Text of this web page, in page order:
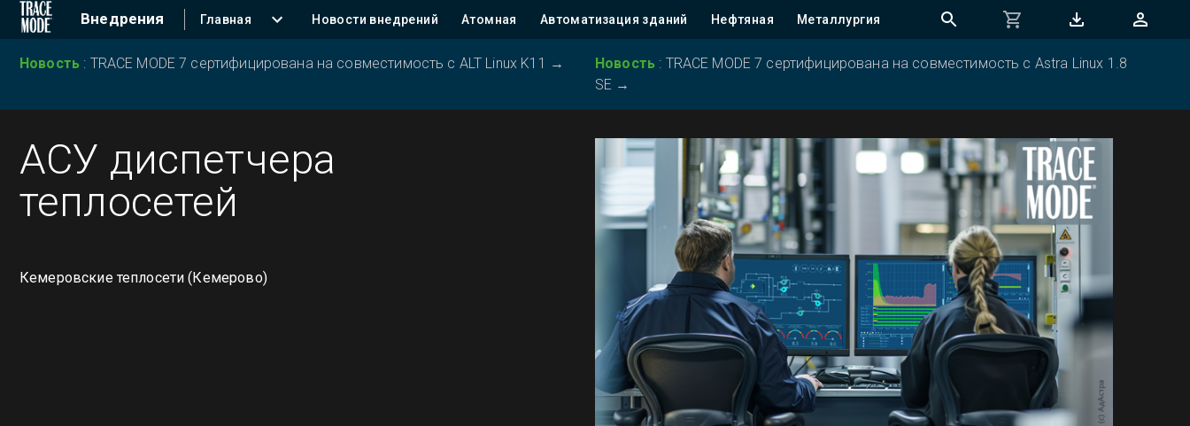
Внедрения Главная Новости внедрений Атомная Автоматизация зданий Нефтяная Металлургия
Новость : TRACE MODE 7 сертифицирована на совместимость с ALT Linux K11 → Новость : TRACE MODE 7 сертифицирована на совместимость с Astra Linux 1.8
SE →
АСУ диспетчера
теплосетей
Кемеровские теплосети (Кемерово)